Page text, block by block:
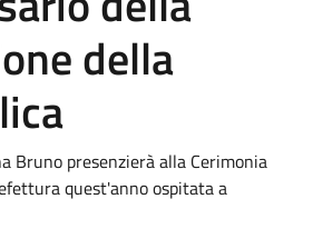
della
Bruno presenzierà alla Cerimonia
quest'anno ospitata a